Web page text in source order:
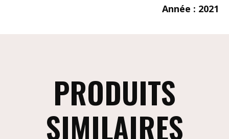
Année : 2021
PRODUITS
SIMILAIRES